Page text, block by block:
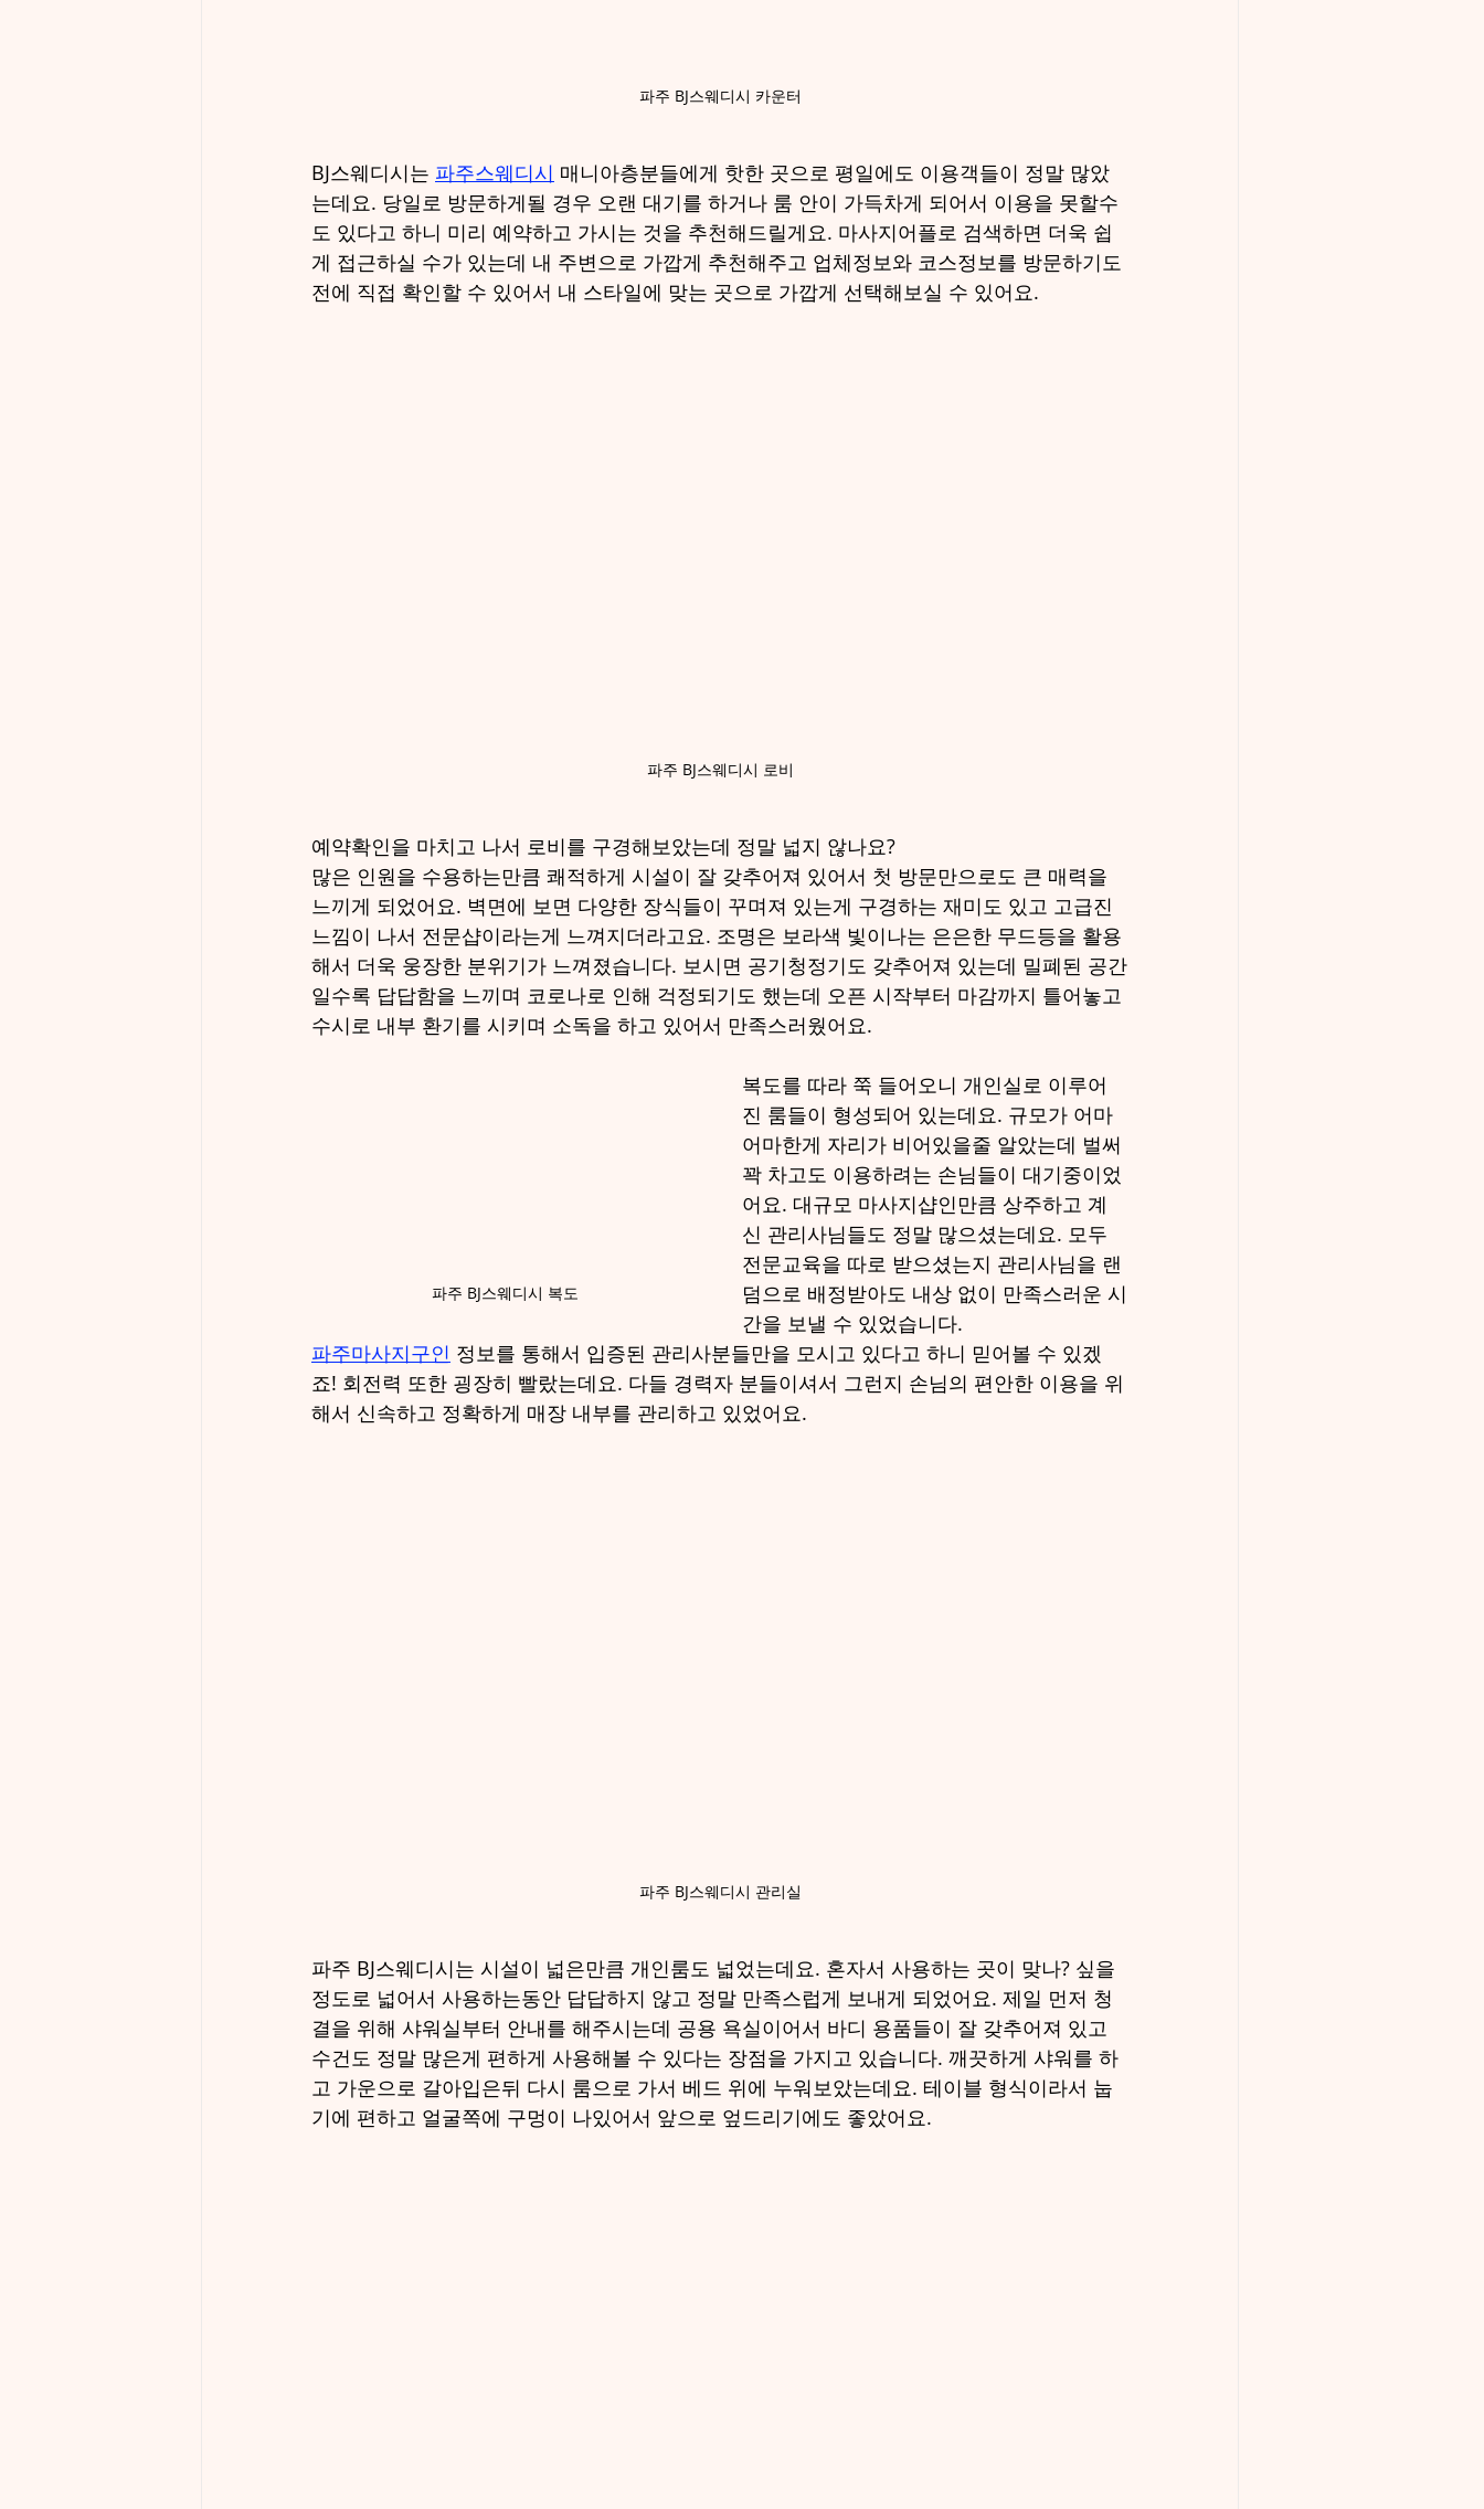
파주 BJ스웨디시 카운터
BJ스웨디시는 파주스웨디시 매니아층분들에게 핫한 곳으로 평일에도 이용객들이 정말 많았
는데요. 당일로 방문하게될 경우 오랜 대기를 하거나 룸 안이 가득차게 되어서 이용을 못할수
도 있다고 하니 미리 예약하고 가시는 것을 추천해드릴게요. 마사지어플로 검색하면 더욱 쉽
게 접근하실 수가 있는데 내 주변으로 가깝게 추천해주고 업체정보와 코스정보를 방문하기도
전에 직접 확인할 수 있어서 내 스타일에 맞는 곳으로 가깝게 선택해보실 수 있어요.
파주 BJ스웨디시 로비
예약확인을 마치고 나서 로비를 구경해보았는데 정말 넓지 않나요?
많은 인원을 수용하는만큼 쾌적하게 시설이 잘 갖추어져 있어서 첫 방문만으로도 큰 매력을
느끼게 되었어요. 벽면에 보면 다양한 장식들이 꾸며져 있는게 구경하는 재미도 있고 고급진
느낌이 나서 전문샵이라는게 느껴지더라고요. 조명은 보라색 빛이나는 은은한 무드등을 활용
해서 더욱 웅장한 분위기가 느껴졌습니다. 보시면 공기청정기도 갖추어져 있는데 밀폐된 공간
일수록 답답함을 느끼며 코로나로 인해 걱정되기도 했는데 오픈 시작부터 마감까지 틀어놓고
수시로 내부 환기를 시키며 소독을 하고 있어서 만족스러웠어요.
파주 BJ스웨디시 복도
복도를 따라 쭉 들어오니 개인실로 이루어
진 룸들이 형성되어 있는데요. 규모가 어마
어마한게 자리가 비어있을줄 알았는데 벌써
꽉 차고도 이용하려는 손님들이 대기중이었
어요. 대규모 마사지샵인만큼 상주하고 계
신 관리사님들도 정말 많으셨는데요. 모두
전문교육을 따로 받으셨는지 관리사님을 랜
덤으로 배정받아도 내상 없이 만족스러운 시
간을 보낼 수 있었습니다.
파주마사지구인 정보를 통해서 입증된 관리사분들만을 모시고 있다고 하니 믿어볼 수 있겠
죠! 회전력 또한 굉장히 빨랐는데요. 다들 경력자 분들이셔서 그런지 손님의 편안한 이용을 위
해서 신속하고 정확하게 매장 내부를 관리하고 있었어요.
파주 BJ스웨디시 관리실
파주 BJ스웨디시는 시설이 넓은만큼 개인룸도 넓었는데요. 혼자서 사용하는 곳이 맞나? 싶을
정도로 넓어서 사용하는동안 답답하지 않고 정말 만족스럽게 보내게 되었어요. 제일 먼저 청
결을 위해 샤워실부터 안내를 해주시는데 공용 욕실이어서 바디 용품들이 잘 갖추어져 있고
수건도 정말 많은게 편하게 사용해볼 수 있다는 장점을 가지고 있습니다. 깨끗하게 샤워를 하
고 가운으로 갈아입은뒤 다시 룸으로 가서 베드 위에 누워보았는데요. 테이블 형식이라서 눕
기에 편하고 얼굴쪽에 구멍이 나있어서 앞으로 엎드리기에도 좋았어요.